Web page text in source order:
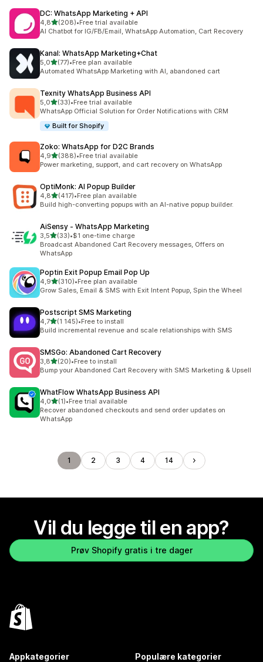
DC: WhatsApp Marketing + API
4,8av 5 stjerner
(208)
Totalt 208 omtaler
•Free trial available
AI Chatbot for IG/FB/Email, WhatsApp Automation, Cart Recovery
Kanal: WhatsApp Marketing+Chat
5,0av 5 stjerner
(77)
Totalt 77 omtaler
•Free plan available
Automated WhatsApp Marketing with AI, abandoned cart
Texnity WhatsApp Business API
5,0av 5 stjerner
(33)
Totalt 33 omtaler
•Free trial available
WhatsApp Official Solution for Order Notifications with CRM
Built for Shopify
Zoko: WhatsApp for D2C Brands
4,9av 5 stjerner
(388)
Totalt 388 omtaler
•Free trial available
Power marketing, support, and cart recovery on WhatsApp
OptiMonk: AI Popup Builder
4,8av 5 stjerner
(417)
Totalt 417 omtaler
•Free plan available
Build high-converting popups with an AI-native popup builder.
AiSensy ‑ WhatsApp Marketing
3,5av 5 stjerner
(33)
Totalt 33 omtaler
•$1 one-time charge
Broadcast Abandoned Cart Recovery messages, Offers on
WhatsApp
Poptin Exit Popup Email Pop Up
4,9av 5 stjerner
(310)
Totalt 310 omtaler
•Free plan available
Grow Sales, Email & SMS with Exit Intent Popup, Spin the Wheel
Postscript SMS Marketing
4,7av 5 stjerner
(1 145)
Totalt 1145 omtaler
•Free to install
Build incremental revenue and scale relationships with SMS
SMSGo: Abandoned Cart Recovery
3,8av 5 stjerner
(20)
Totalt 20 omtaler
•Free to install
Bump your Abandoned Cart Recovery with SMS Marketing & Upsell
WhatFlow WhatsApp Business API
4,0av 5 stjerner
(1)
Totalt 1 omtaler
•Free trial available
Recover abandoned checkouts and send order updates on
WhatsApp
1 2 3 4 14
Vil du legge til en app?
Prøv Shopify gratis i tre dager
Appkategorier Populære kategorier